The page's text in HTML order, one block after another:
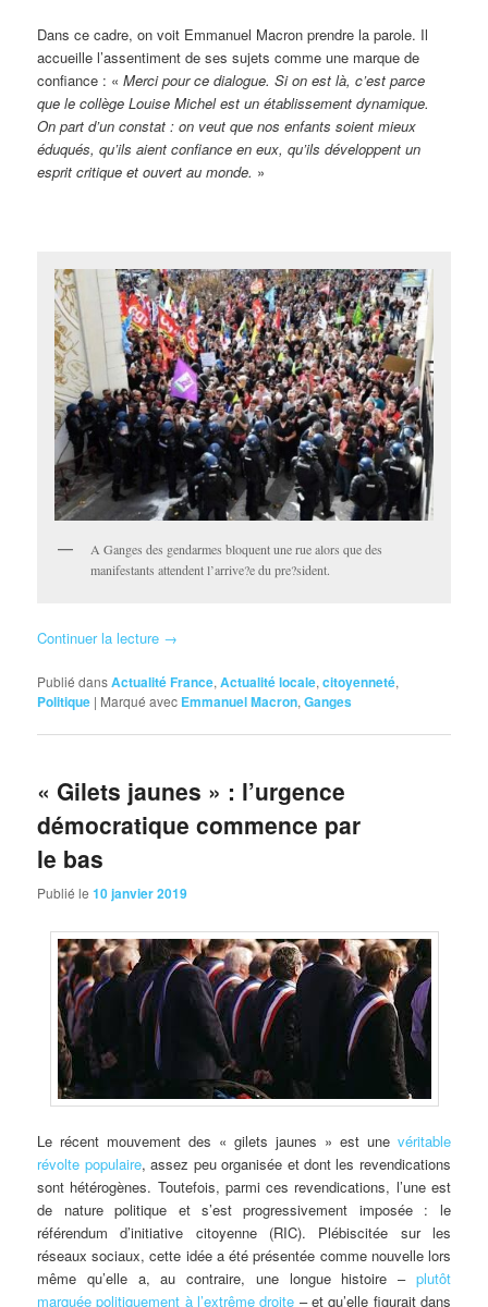
Dans ce cadre, on voit Emmanuel Macron prendre la parole. Il
accueille l’assentiment de ses sujets comme une marque de
confiance : «Merci pour ce dialogue. Si on est là, c’est parce
que le collège Louise Michel est un établissement dynamique.
On part d’un constat : on veut que nos enfants soient mieux
éduqués, qu’ils aient confiance en eux, qu’ils développent un
esprit critique et ouvert au monde. »
A Ganges des gendarmes bloquent une rue alors que des
manifestants attendent l’arrive?e du pre?sident.
Continuer la lecture →
Publié dansActualité France,Actualité locale,citoyenneté,
Politique | Marqué avec Emmanuel Macron,Ganges
« Gilets jaunes » : l’urgence
démocratique commence par
le bas
Publié le10 janvier 2019
Le récent mouvement des « gilets jaunes » est une véritable
révolte populaire, assez peu organisée et dont les revendications
sont hétérogènes. Toutefois, parmi ces revendications, l’une est
de nature politique et s’est progressivement imposée : le
référendum d’initiative citoyenne (RIC). Plébiscitée sur les
réseaux sociaux, cette idée a été présentée comme nouvelle lors
même qu’elle a, au contraire, une longue histoire – plutôt
marquée politiquement à l’extrême droite – et qu’elle figurait dans